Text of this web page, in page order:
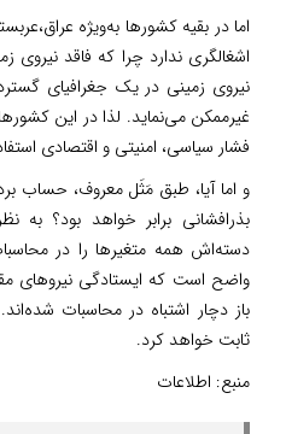
اما در بقیه کشورها به‌ویژه
اشغالگری ندارد چرا که فاقد
نیروی زمینی در یک جغرافیای
غیرممکن می‌نماید. لذا در این
فشار سیاسی، امنیتی و اقتصادی
و اما آیا، طبق مَثَل معروف،
بذرافشانی برابر خواهد بود؟ به
دسته‌اش همه متغیرها را در
واضح است که ایستادگی نیروهای
باز دچار اشتباه در محاسبات
ثابت خواهد کرد.
منبع: اطلاعات